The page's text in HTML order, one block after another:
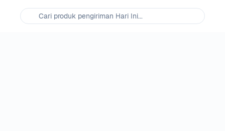
Cari produk pengiriman Hari Ini...